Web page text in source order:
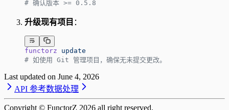
# 确认版本 >= 0.5.8
升级现有项目 ：
functorz update
# 如使用 Git 管理项目，确保无未提交更改。
Last updated on June 4, 2026
API 参考数据处理
Copyright © FunctorZ 2026 all right reserved.